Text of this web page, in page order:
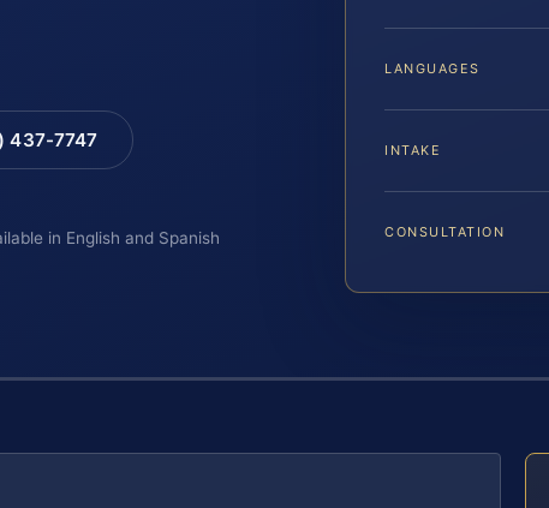
437-7747
in English and Spanish
LANGUAGES
INTAKE
CONSULTATION